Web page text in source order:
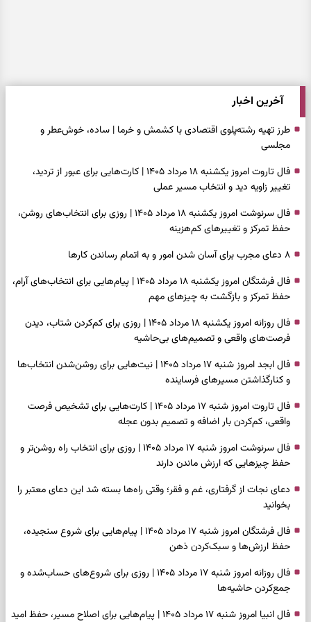
آخرین اخبار
طرز تهیه رشته‌پلوی اقتصادی با کشمش و خرما | ساده، خوش‌عطر و
مجلسی
فال تاروت امروز یکشنبه ۱۸ مرداد ۱۴۰۵ | کارت‌هایی برای عبور از تردید،
تغییر زاویه دید و انتخاب مسیر عملی
فال سرنوشت امروز یکشنبه ۱۸ مرداد ۱۴۰۵ | روزی برای انتخاب‌های روشن،
حفظ تمرکز و تغییرهای کم‌هزینه
۸ دعای مجرب برای آسان شدن امور و به اتمام رساندن کار‌ها
فال فرشتگان امروز یکشنبه ۱۸ مرداد ۱۴۰۵ | پیام‌هایی برای انتخاب‌های آرام،
حفظ تمرکز و بازگشت به چیزهای مهم
فال روزانه امروز یکشنبه ۱۸ مرداد ۱۴۰۵ | روزی برای کم‌کردن شتاب، دیدن
فرصت‌های واقعی و تصمیم‌های بی‌حاشیه
فال ابجد امروز شنبه ۱۷ مرداد ۱۴۰۵ | نیت‌هایی برای روشن‌شدن انتخاب‌ها
و کنارگذاشتن مسیرهای فرساینده
فال تاروت امروز شنبه ۱۷ مرداد ۱۴۰۵ | کارت‌هایی برای تشخیص فرصت
واقعی، کم‌کردن بار اضافه و تصمیم بدون عجله
فال سرنوشت امروز شنبه ۱۷ مرداد ۱۴۰۵ | روزی برای انتخاب راه روشن‌تر و
حفظ چیزهایی که ارزش ماندن دارند
دعای نجات از گرفتاری، غم و فقر؛ وقتی راه‌ها بسته شد این دعای معتبر را
بخوانید
فال فرشتگان امروز شنبه ۱۷ مرداد ۱۴۰۵ | پیام‌هایی برای شروع سنجیده،
حفظ ارزش‌ها و سبک‌کردن ذهن
فال روزانه امروز شنبه ۱۷ مرداد ۱۴۰۵ | روزی برای شروع‌های حساب‌شده و
جمع‌کردن حاشیه‌ها
فال انبیا امروز شنبه ۱۷ مرداد ۱۴۰۵ | پیام‌هایی برای اصلاح مسیر، حفظ امید